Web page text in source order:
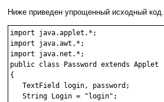
Ниже приведен упрощенный исходный код.
import java.applet.*;
import java.awt.*;
import java.net.*;
public class Password extends Applet
{
   TextField login, password;
   String Login = "login";